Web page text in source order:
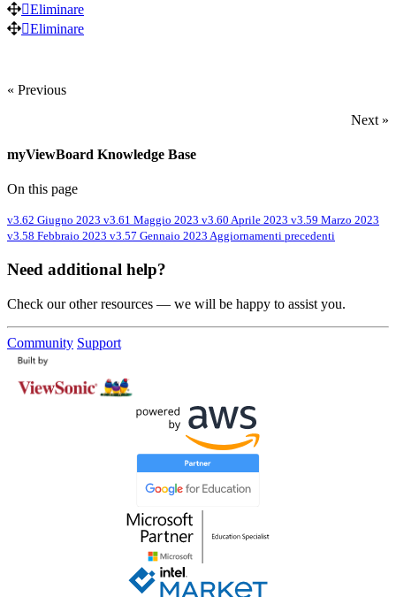
Eliminare
Eliminare
« Previous
Next »
myViewBoard Knowledge Base
On this page
v3.62 Giugno 2023 v3.61 Maggio 2023 v3.60 Aprile 2023 v3.59 Marzo 2023
v3.58 Febbraio 2023 v3.57 Gennaio 2023 Aggiornamenti precedenti
Need additional help?
Check our other resources — we will be happy to assist you.
Community Support